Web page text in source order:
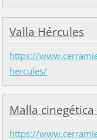
Valla Hércules
https://
hercules/
Malla
https://